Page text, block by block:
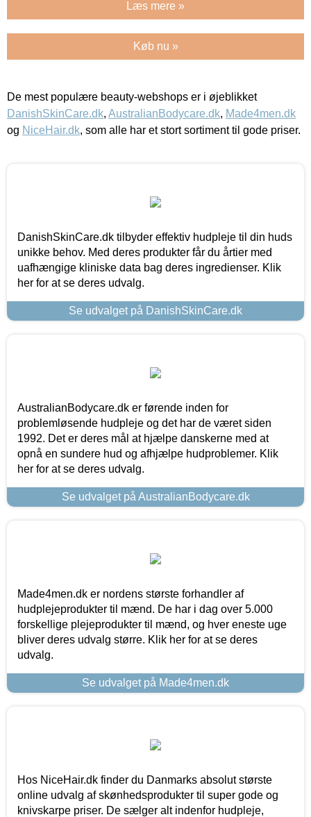
Læs mere »
Køb nu »
De mest populære beauty-webshops er i øjeblikket
DanishSkinCare.dk, AustralianBodycare.dk, Made4men.dk
og NiceHair.dk, som alle har et stort sortiment til gode priser.
DanishSkinCare.dk tilbyder effektiv hudpleje til din huds
unikke behov. Med deres produkter får du årtier med
uafhængige kliniske data bag deres ingredienser. Klik
her for at se deres udvalg.
Se udvalget på DanishSkinCare.dk
AustralianBodycare.dk er førende inden for
problemløsende hudpleje og det har de været siden
1992. Det er deres mål at hjælpe danskerne med at
opnå en sundere hud og afhjælpe hudproblemer. Klik
her for at se deres udvalg.
Se udvalget på AustralianBodycare.dk
Made4men.dk er nordens største forhandler af
hudplejeprodukter til mænd. De har i dag over 5.000
forskellige plejeprodukter til mænd, og hver eneste uge
bliver deres udvalg større. Klik her for at se deres
udvalg.
Se udvalget på Made4men.dk
Hos NiceHair.dk finder du Danmarks absolut største
online udvalg af skønhedsprodukter til super gode og
knivskarpe priser. De sælger alt indenfor hudpleje,